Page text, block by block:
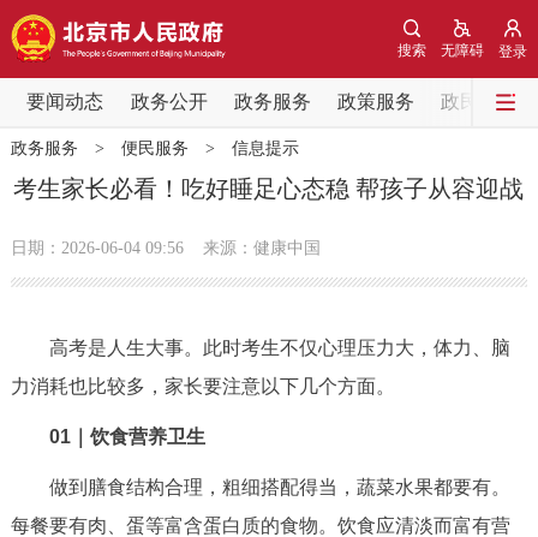
登录
无障碍
搜索
要闻动态 政务公开 政务服务 政策服务 政民互动
要闻动态
党中央精神 国务院信息
政务公开
市领导
政策兑现 政策解读 回应关切
政务服务 > 便民服务 > 信息提示
考生家长必看！吃好睡足心态稳 帮孩子从容迎战
日期：2026-06-04 09:56 来源：健康中国
高考是人生大事。此时考生不仅心理压力大，体力、脑
力消耗也比较多，家长要注意以下几个方面。
01｜饮食营养卫生
做到膳食结构合理，粗细搭配得当，蔬菜水果都要有。
每餐要有肉、蛋等富含蛋白质的食物。饮食应清淡而富有营